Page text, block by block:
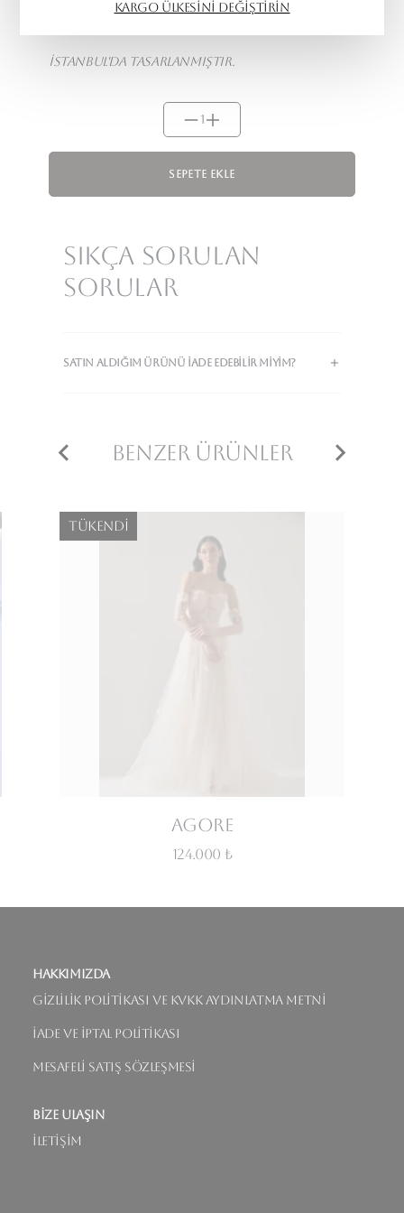
Kargo ülkesini değiştirin
İstanbul'da tasarlanmıştır.
1
Sepete Ekle
Sıkça Sorulan
Sorular
SATIN ALDIĞIM ÜRÜNÜ IADE EDEBILIR MIYIM?
Benzer Ürünler
Tükendi
Agore
124.000 ₺
Hakkımızda
Gizlilik Politikası ve KVKK Aydınlatma Metni
İade ve İptal Politikası
Mesafeli Satış Sözleşmesi
Bize Ulaşın
İletişim